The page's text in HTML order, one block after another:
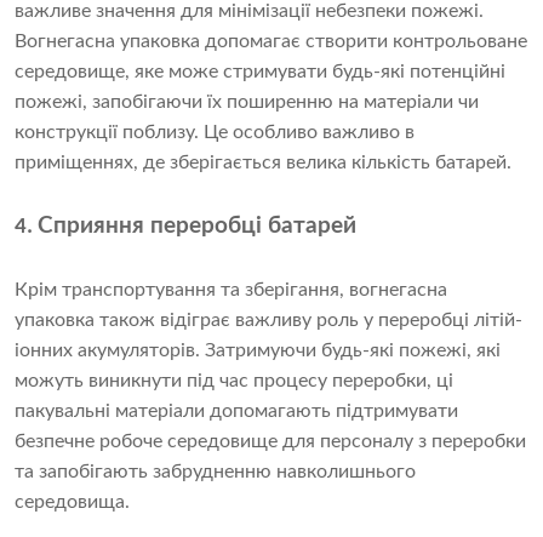
важливе значення для мінімізації небезпеки пожежі.
Вогнегасна упаковка допомагає створити контрольоване
середовище, яке може стримувати будь-які потенційні
пожежі, запобігаючи їх поширенню на матеріали чи
конструкції поблизу. Це особливо важливо в
приміщеннях, де зберігається велика кількість батарей.
4. Сприяння переробці батарей
Крім транспортування та зберігання, вогнегасна
упаковка також відіграє важливу роль у переробці літій-
іонних акумуляторів. Затримуючи будь-які пожежі, які
можуть виникнути під час процесу переробки, ці
пакувальні матеріали допомагають підтримувати
безпечне робоче середовище для персоналу з переробки
та запобігають забрудненню навколишнього
середовища.